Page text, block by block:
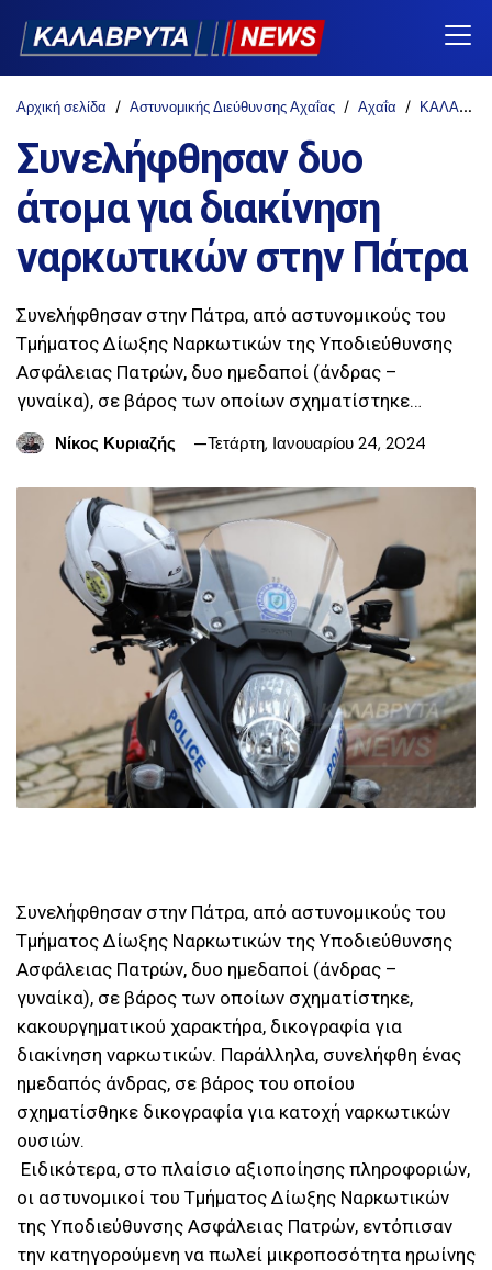
Αρχική σελίδα Αστυνομικής Διεύθυνσης Αχαΐας Αχαΐα ΚΑΛΑΒΡΥΤΑ-NEWS
Συνελήφθησαν δυο
άτομα για διακίνηση
ναρκωτικών στην Πάτρα
Συνελήφθησαν στην Πάτρα, από αστυνομικούς του
Τμήματος Δίωξης Ναρκωτικών της Υποδιεύθυνσης
Ασφάλειας Πατρών, δυο ημεδαποί (άνδρας –
γυναίκα), σε βάρος των οποίων σχηματίστηκε…
Νίκος Κυριαζής
Τετάρτη, Ιανουαρίου 24, 2024
Συνελήφθησαν στην Πάτρα, από αστυνομικούς του
Τμήματος Δίωξης Ναρκωτικών της Υποδιεύθυνσης
Ασφάλειας Πατρών, δυο ημεδαποί (άνδρας –
γυναίκα), σε βάρος των οποίων σχηματίστηκε,
κακουργηματικού χαρακτήρα, δικογραφία για
διακίνηση ναρκωτικών. Παράλληλα, συνελήφθη ένας
ημεδαπός άνδρας, σε βάρος του οποίου
σχηματίσθηκε δικογραφία για κατοχή ναρκωτικών
ουσιών.
Ειδικότερα, στο πλαίσιο αξιοποίησης πληροφοριών,
οι αστυνομικοί του Τμήματος Δίωξης Ναρκωτικών
της Υποδιεύθυνσης Ασφάλειας Πατρών, εντόπισαν
την κατηγορούμενη να πωλεί μικροποσότητα ηρωίνης